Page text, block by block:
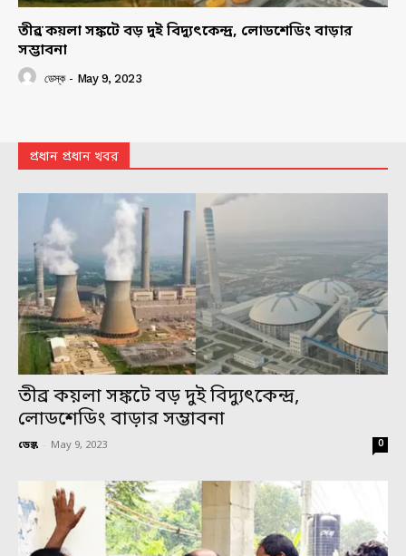
তীব্র কয়লা সঙ্কটে বড় দুই বিদ্যুৎকেন্দ্র, লোডশেডিং বাড়ার
সম্ভাবনা
ডেস্ক - May 9, 2023
প্রধান প্রধান খবর
তীব্র কয়লা সঙ্কটে বড় দুই বিদ্যুৎকেন্দ্র,
লোডশেডিং বাড়ার সম্ভাবনা
ডেস্ক - May 9, 2023 0